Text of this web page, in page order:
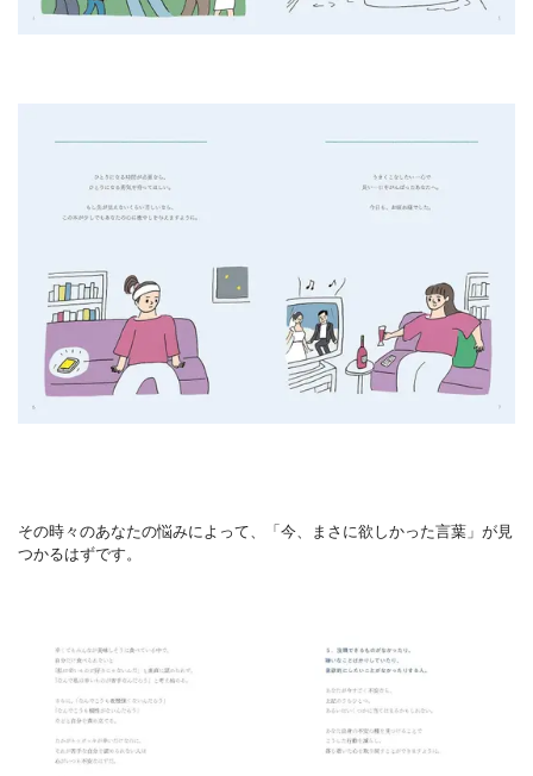
その時々のあなたの悩みによって、「今、まさに欲しかった言葉」が見
つかるはずです。